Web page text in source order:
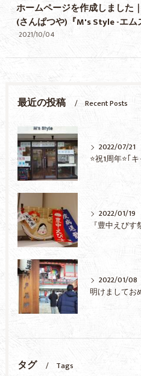
ホームページを作成しました
(さんぱつや)『M's Style -エム
2021/10/04
最近の投稿 Recent Posts
2022/07/21
2022/01/19
2022/01/08
タグ Tags